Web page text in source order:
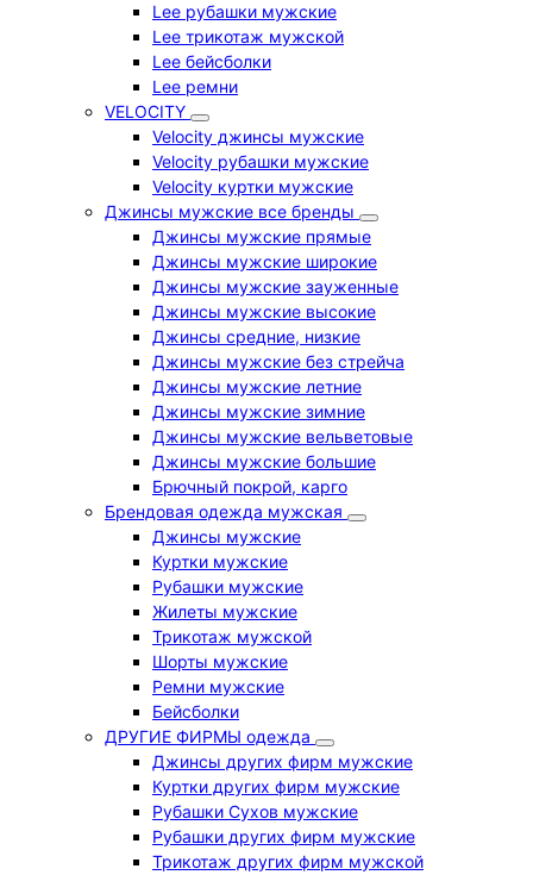
Lee рубашки мужские
Lee трикотаж мужской
Lee бейсболки
Lee ремни
VELOCITY
Velocity джинсы мужские
Velocity рубашки мужские
Velocity куртки мужские
Джинсы мужские все бренды
Джинсы мужские прямые
Джинсы мужские широкие
Джинсы мужские зауженные
Джинсы мужские высокие
Джинсы средние, низкие
Джинсы мужские без стрейча
Джинсы мужские летние
Джинсы мужские зимние
Джинсы мужские вельветовые
Джинсы мужские большие
Брючный покрой, карго
Брендовая одежда мужская
Джинсы мужские
Куртки мужские
Рубашки мужские
Жилеты мужские
Трикотаж мужской
Шорты мужские
Ремни мужские
Бейсболки
ДРУГИЕ ФИРМЫ одежда
Джинсы других фирм мужские
Куртки других фирм мужские
Рубашки Сухов мужские
Рубашки других фирм мужские
Трикотаж других фирм мужской